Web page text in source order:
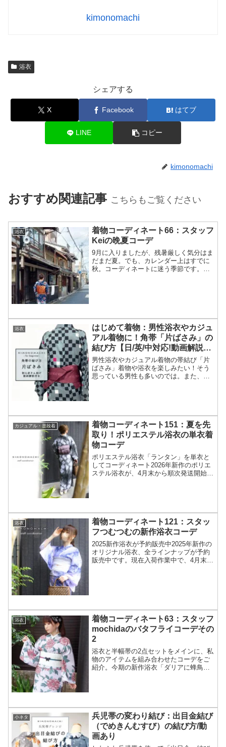
kimonomachi
浴衣
シェアする
X Facebook はてブ
LINE コピー
kimonomachi
おすすめ関連記事 こちらもご覧ください
浴衣
着物コーディネート66：スタッフ
Keiの晩夏コーデ
9月に入りましたが、残暑厳しく気分はま
だまだ夏。でも、カレンダー上はすでに
秋。コーディネートに迷う季節です。今
浴衣
はじめて着物：男性浴衣やカジュ
アル着物に！角帯「片ばさみ」の
結び方【日/英/中対応!動画解説付
き】
男性浴衣やカジュアル着物の帯結び「片
ばさみ」着物や浴衣を楽しみたい！そう
思っている男性も多いのでは。また、男
カジュアル・普段着
着物コーディネート151：夏を先
取り！ポリエステル浴衣の単衣着
物コーデ
ポリエステル浴衣「ランタン」を単衣と
してコーディネート2026年新作のポリエ
ステル浴衣が、4月末から順次発送開始と
浴衣
着物コーディネート121：スタッ
フつむつむの新作浴衣コーデ
2025新作浴衣が予約販売中2025年新作の
オリジナル浴衣、全ラインナップが予約
販売中です。現在入荷作業中で、4月末日
浴衣
着物コーディネート63：スタッフ
mochidaのバタフライコーデその
2
浴衣と半幅帯の2点セットをメインに、私
物のアイテムを組み合わせたコーデをご
紹介。今期の新作浴衣「ダリアに蜂鳥
で、夏の鮮やかな風景によく映えます。
小ネタ
兵児帯の変わり結び：出目金結び
（でめきんむすび）の結び方/動
画あり